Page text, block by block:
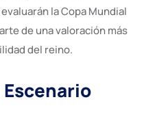
la Copa Mundial
de una valoración más
del reino.